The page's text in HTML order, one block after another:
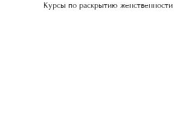
Курсы по раскрытию женственности